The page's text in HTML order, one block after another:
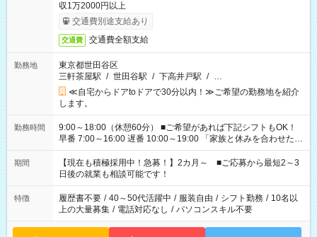
収1万2000円以上
交通費別途支給あり
交通費 交通費全額支給
勤務地
東京都世田谷区
三軒茶屋駅 / 世田谷駅 / 下高井戸駅 / …
≪自宅からドアtoドアで30分以内！≫ご希望の勤務地を紹介
します。
勤務時間
9:00～18:00（休憩60分） ■ご希望があれば下記シフトもOK！
早番 7:00～16:00 遅番 10:00～19:00 「家族と休みを合わせた
い」 「余裕を持って夕飯の準備がしたい」 「できれば残業はし
たくない」 など、ご希望を教えてくださいね。 ※Wワーク希望
の方へ 今ご覧のお仕事で希望する勤務時間と、もう1つのお仕事
の勤務時間。 合計で週40時間を超える場合は応募できません。
期間
【現在も積極採用中！急募！】2カ月～ ■ご応募から最短2～3
日後の就業も相談可能です！
特徴 履歴書不要 / 40～50代活躍中 / 服装自由 / シフト勤務 / 10名以
上の大量募集 / 電話対応なし / パソコンスキル不要